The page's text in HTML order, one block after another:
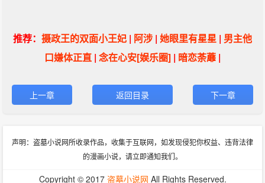
推荐： 摄政王的双面小王妃 | 阿涉 | 她眼里有星星 | 男主他
口嫌体正直 | 念在心安[娱乐圈] | 暗恋荼蘼 |
上一章 返回目录 下一章
声明：盗墓小说网所收录作品，收集于互联网，如发现侵犯你权益、违背法律
的漫画小说，请立即通知我们。
Copyright © 2017 盗墓小说网 All Rights Reserved.